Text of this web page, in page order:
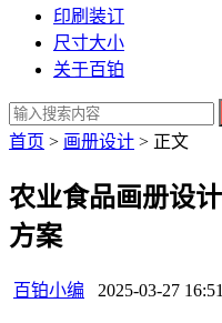
印刷装订
尺寸大小
关于百铂
首页 > 画册设计 > 正文
农业食品画册设
方案
百铂小编 2025-03-27 16:51